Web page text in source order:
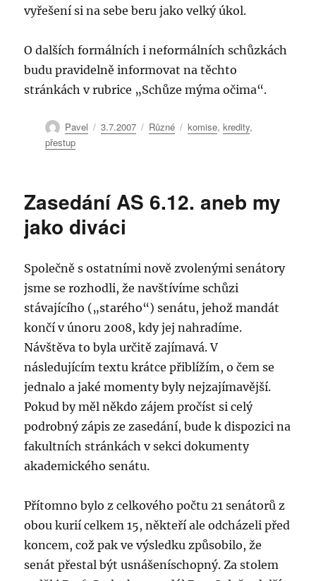
vyřešení si na sebe beru jako velký úkol.
O dalších formálních i neformálních schůzkách
budu pravidelně informovat na těchto
stránkách v rubrice „Schůze mýma očima“.
Autor:
Pavel Publikováno:
3.7.2007 Rubriky:
Různé Štítky:
komise, kredity,
přestup
Zasedání AS 6.12. aneb my
jako diváci
Společně s ostatními nově zvolenými senátory
jsme se rozhodli, že navštívíme schůzi
stávajícího („starého“) senátu, jehož mandát
končí v únoru 2008, kdy jej nahradíme.
Návštěva to byla určitě zajímavá. V
následujícím textu krátce přiblížím, o čem se
jednalo a jaké momenty byly nejzajímavější.
Pokud by měl někdo zájem pročíst si celý
podrobný zápis ze zasedání, bude k dispozici na
fakultních stránkách v sekci dokumenty
akademického senátu.
Přítomno bylo z celkového počtu 21 senátorů z
obou kurií celkem 15, někteří ale odcházeli před
koncem, což pak ve výsledku způsobilo, že
senát přestal být usnášeníschopný. Za stolem